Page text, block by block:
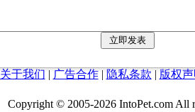
关于我们 | 广告合作| 隐私条款 | 版权
Copyright © 2005-2026 IntoPet.com